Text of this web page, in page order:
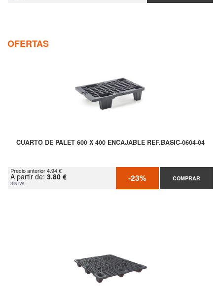
OFERTAS
CUARTO DE PALET 600 X 400 ENCAJABLE REF.BASIC-0604-04
Precio anterior 4.94 €
A partir de: 3.80 €
SIN IVA -23% COMPRAR